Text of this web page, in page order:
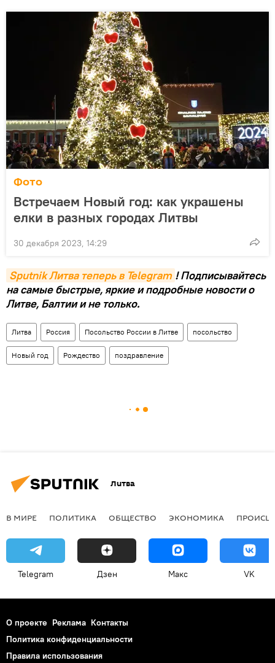
Фото
Встречаем Новый год: как украшены
елки в разных городах Литвы
30 декабря 2023, 14:29
Sputnik Литва теперь в Telegram ! Подписывайтесь
на самые быстрые, яркие и подробные новости о
Литве, Балтии и не только.
Литва Россия Посольство России в Литве посольство
Новый год Рождество поздравление
Литва
В МИРЕ ПОЛИТИКА ОБЩЕСТВО ЭКОНОМИКА
Telegram Дзен Макс VK
О проекте Реклама Контакты
Политика конфиденциальности
Правила использования